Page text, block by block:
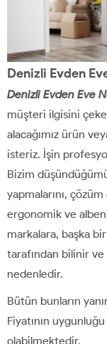
Denizli Evden
Denizli Evden Eve
müşteri ilgisini
alacağımız ürün
isteriz. İşin
Bizim
yapmalarını,
ergonomik ve
markalara, başka
tarafından bilinir ve
nedenledir.
Bütün bunların
Fiyatının
olabilmektedir.